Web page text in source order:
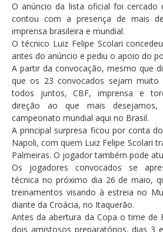
O anúncio da lista oficial foi cercado
contou com a presença de mais
imprensa brasileira e mundial.
O técnico Luiz Felipe Scolari
antes do anúncio e pediu o apoio do
A partir da convocação, mesmo que
que os 23 convocados sejam muito
todos juntos, CBF, imprensa e
direção ao que mais
campeonato mundial aqui no Brasil.
A principal surpresa ficou por conta
Napoli, com quem Luiz Felipe Scolari
Palmeiras. O jogador também pode
Os jogadores convocados se
técnica no próximo dia 26 de maio,
treinamentos visando à estreia no
diante da Croácia, no Itaquerão.
Antes da abertura da Copa o time de
dois amistosos preparatórios, dias 3